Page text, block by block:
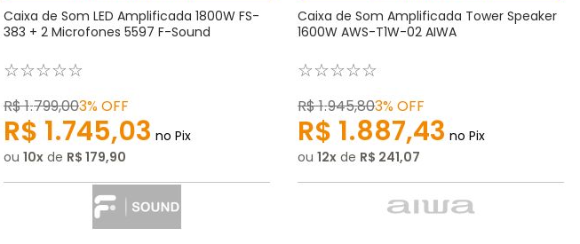
Caixa de Som LED Amplificada 1800W FS-
383 + 2 Microfones 5597 F-Sound
☆☆☆☆☆
R$1.799,003%OFF
R$ 1.745,03 no Pix
ou 10 de R$ 179,90
Caixa de Som Amplificada Tower Speaker
1600W AWS-T1W-02 AIWA
☆☆☆☆☆
R$1.945,803%OFF
R$ 1.887,43 no Pix
ou12 de R$ 241,07